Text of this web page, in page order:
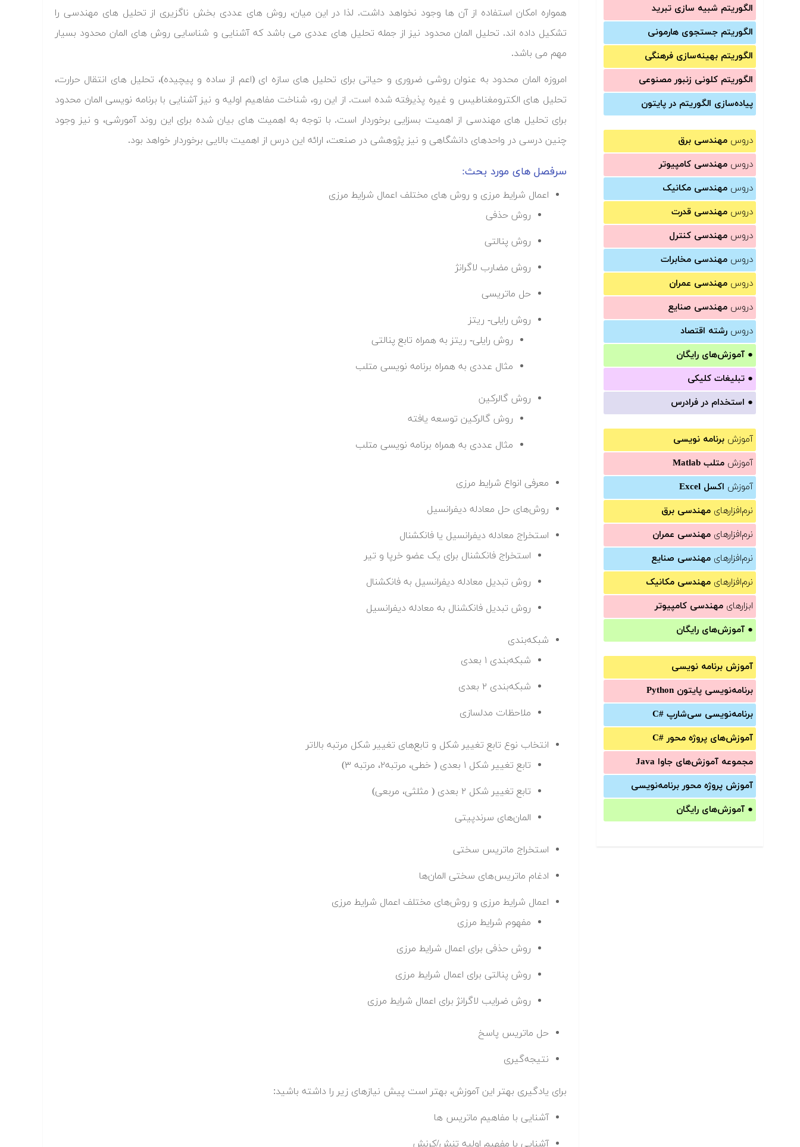
الگوریتم شبیه سازی تبرید
الگوریتم جستجوی هارمونی
الگوریتم بهینه‌سازی فرهنگی
الگوریتم کلونی زنبور مصنوعی
پیاده‌سازی الگوریتم در پایتون
دروس مهندسی برق
دروس مهندسی کامپیوتر
دروس مهندسی مکانیک
دروس مهندسی قدرت
دروس مهندسی کنترل
دروس مهندسی مخابرات
دروس مهندسی عمران
دروس مهندسی صنایع
دروس رشته اقتصاد
● آموزش‌های رایگان
● تبلیغات کلیکی
● استخدام در فرادرس
آموزش برنامه نویسی
آموزش متلب Matlab
آموزش اکسل Excel
نرم‌افزارهای مهندسی برق
نرم‌افزارهای مهندسی عمران
نرم‌افزارهای مهندسی صنایع
نرم‌افزارهای مهندسی مکانیک
ابزارهای مهندسی کامپیوتر
● آموزش‌های رایگان
آموزش برنامه نویسی
برنامه‌نویسی پایتون Python
برنامه‌‌نویسی سی‌شارپ C#‎
آموزش‌های پروژه محور #C
مجموعه آموزش‌های جاوا Java
آموزش‌ پروژه محور برنامه‌نویسی
● آموزش‌های رایگان
همواره امکان استفاده از آن ها وجود نخواهد داشت. لذا در این میان، روش های عددی بخش ناگزیری از تحلیل های مهندسی را
تشکیل داده اند. تحلیل المان محدود نیز از جمله تحلیل های عددی می باشد که آشنایی و شناسایی روش های المان محدود بسیار
مهم می باشد.
امروزه المان محدود به عنوان روشی ضروری و حیاتی برای تحلیل های سازه ای (اعم از ساده و پیچیده)، تحلیل های انتقال حرارت،
تحلیل های الکترومغناطیس و غیره پذیرفته شده است. از این رو، شناخت مفاهیم اولیه و نیز آشنایی با برنامه نویسی المان محدود
برای تحلیل های مهندسی از اهمیت بسزایی برخوردار است. با توجه به اهمیت های بیان شده برای این روند آمورشی، و نیز وجود
چنین درسی در واحدهای دانشگاهی و نیز پژوهشی در صنعت، ارائه این درس از اهمیت بالایی برخوردار خواهد بود.
سرفصل های مورد بحث:
اعمال شرایط مرزی و روش های مختلف اعمال شرایط مرزی
روش حذفی
روش پنالتی
روش مضارب لاگرانژ
حل ماتریسی
روش رایلی- ریتز
روش رایلی- ریتز به همراه تابع پنالتی
مثال عددی به همراه برنامه نویسی متلب
روش گالرکین
روش گالرکین توسعه یافته
مثال عددی به همراه برنامه نویسی متلب
معرفی انواع شرایط مرزی
روش‌های حل معادله دیفرانسیل
استخراج معادله دیفرانسیل یا فانکشنال
استخراج فانکشنال برای یک عضو خرپا و تیر
روش تبدیل معادله دیفرانسیل به فانکشنال
روش تبدیل فانکشنال به معادله دیفرانسیل
شبکه‌بندی
شبکه‌بندی ۱ بعدی
شبکه‌بندی ۲ بعدی
ملاحظات مدلسازی
انتخاب نوع تابع تغییر شکل و تابع‌های تغییر شکل مرتبه بالاتر
تابع تغییر شکل ۱ بعدی ( خطی، مرتبه۲، مرتبه ۳)
تابع تغییر شکل ۲ بعدی ( مثلثی، مربعی)
المان‌های سرندپیتی
استخراج ماتریس سختی
ادغام ماتریس‌های سختی المان‌ها
اعمال شرایط مرزی و روش‌های مختلف اعمال شرایط مرزی
مفهوم شرایط مرزی
روش حذفی برای اعمال شرایط مرزی
روش پنالتی برای اعمال شرایط مرزی
روش ضرایب لاگرانژ برای اعمال شرایط مرزی
حل ماتریس پاسخ
نتیجه‌گیری
برای یادگیری بهتر این آموزش، بهتر است پیش نیازهای زیر را داشته باشید:
آشنایی با مفاهیم ماتریس ها
آشنایی با مفهیم اولیه تنش/کرنش